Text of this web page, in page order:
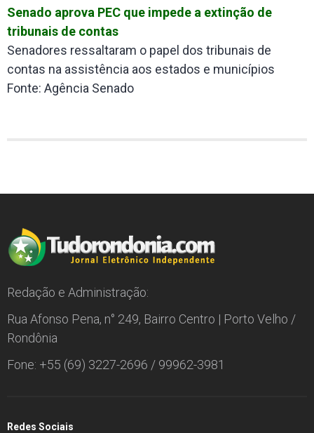
Senado aprova PEC que impede a extinção de
tribunais de contas
Senadores ressaltaram o papel dos tribunais de
contas na assistência aos estados e municípios
Fonte: Agência Senado
Redação e Administração:
Rua Afonso Pena, n° 249, Bairro Centro | Porto Velho /
Rondônia
Fone: +55 (69) 3227-2696 / 99962-3981
Redes Sociais